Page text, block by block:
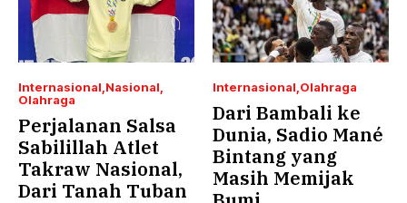
Internasional Nasional
Olahraga
Perjalanan Salsa
Sabilillah Atlet
Takraw Nasional,
Dari Tanah Tuban
Internasional Olahraga
Dari Bambali ke
Dunia, Sadio Mané
Bintang yang
Masih Memijak